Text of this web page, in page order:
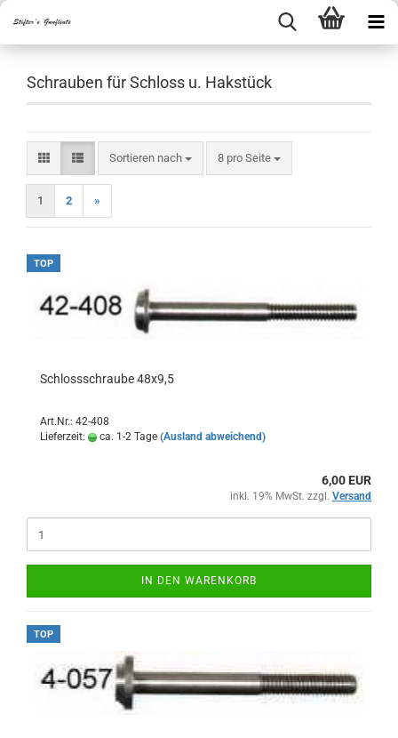
Schrauben für Schloss u. Hakstück
Sortieren nach
Sortieren nach 8 pro Seite
pro Seite
1 2 »
TOP
Schlossschraube 48x9,5
Art.Nr.: 42-408
Lieferzeit:
ca. 1-2 Tage (Ausland abweichend)
6,00 EUR
inkl. 19% MwSt. zzgl. Versand
IN DEN WARENKORB
TOP